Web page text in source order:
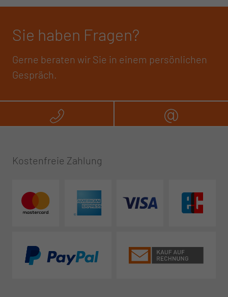
Sie haben Fragen?
Gerne beraten wir Sie in einem persönlichen
Gespräch.
Rufen Sie uns an
Kostenfreie Zahlung